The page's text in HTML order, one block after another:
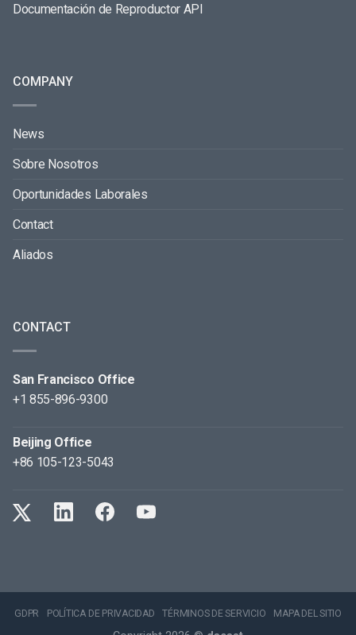
Documentación de Reproductor API
COMPANY
News
Sobre Nosotros
Oportunidades Laborales
Contact
Aliados
CONTACT
San Francisco Office
+1 855-896-9300
Beijing Office
+86 105-123-5043
GDPR POLÍTICA DE PRIVACIDAD TÉRMINOS DE SERVICIO MAPA DEL SITIO